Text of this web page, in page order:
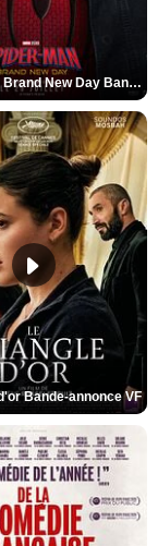
Spider-Man: Brand New Day Bande-annonce VO STFR
Bande-annonce VF